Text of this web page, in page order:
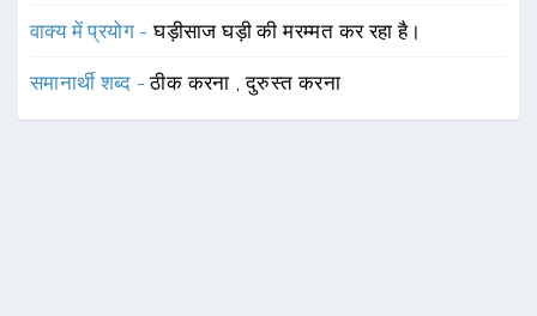
वाक्य में प्रयोग -घड़ीसाज घड़ी की मरम्मत कर रहा है।
समानार्थी शब्द -ठीक करना ,दुरुस्त करना